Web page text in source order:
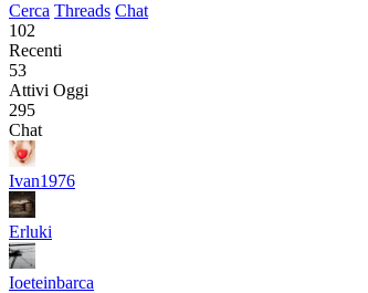
Cerca Threads Chat
102
Recenti
53
Attivi Oggi
295
Chat
Ivan1976
Erluki
Ioeteinbarca